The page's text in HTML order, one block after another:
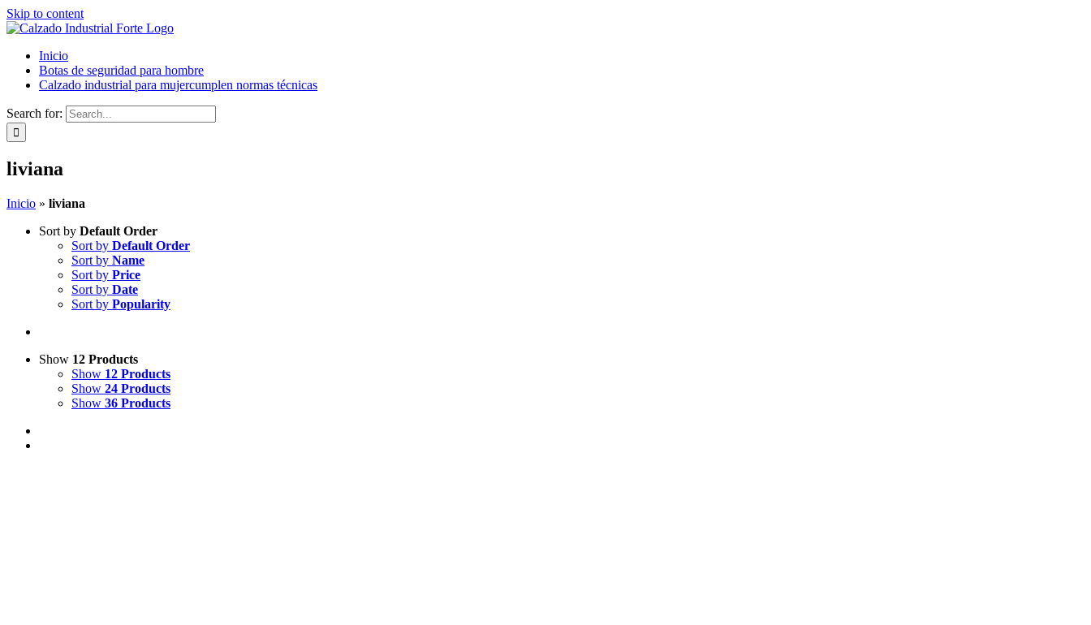
Skip to content
Inicio
Botas de seguridad para hombre
Calzado industrial para mujercumplen normas técnicas
Search for:
liviana
Inicio » liviana
Sort by Default Order
Sort by Default Order
Sort by Name
Sort by Price
Sort by Date
Sort by Popularity
Show 12 Products
Show 12 Products
Show 24 Products
Show 36 Products